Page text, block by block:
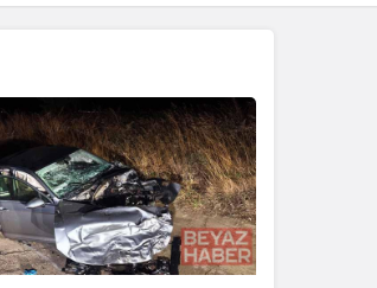
Modu
modunu seçin.
Modu
modunu seçin.